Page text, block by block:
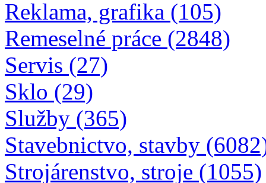
Reklama, grafika (105)
Remeselné práce (2848)
Servis (27)
Sklo (29)
Služby (365)
Stavebnictvo, stavby
Strojárenstvo, stroje (1055)